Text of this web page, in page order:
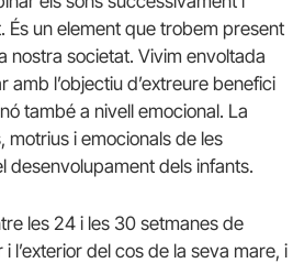
És un element que trobem present
nostra societat. Vivim envoltada
amb l’objectiu d’extreure benefici
també a nivell emocional. La
motrius i emocionals de les
desenvolupament dels infants.
les 24 i les 30 setmanes de
l’exterior del cos de la seva mare, i